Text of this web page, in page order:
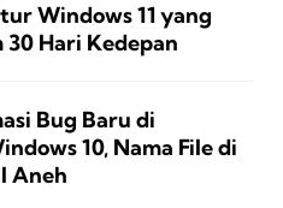
Windows 11 yang
Hari Kedepan
Bug Baru di
10, Nama File di
Aneh